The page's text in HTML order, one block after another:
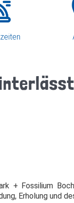
+ Fossilium
Erholung und